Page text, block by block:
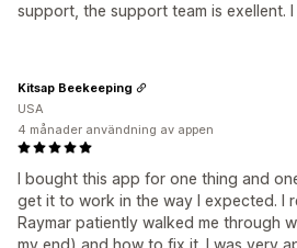
support, the support team is exellent.
I bought this app for one thing and
get it to work in the way I expected. I
Raymar patiently walked me through
Kitsap Beekeeping
USA
4 månader användning av appen